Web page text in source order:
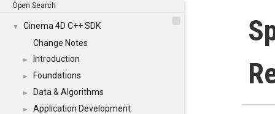
Open Search
▼
Cinema 4D C++ SDK
Change Notes
► Introduction
► Foundations
► Data & Algorithms
► Application Development